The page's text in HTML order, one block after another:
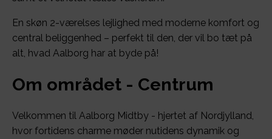
En skøn 2-værelses lejlighed med moderne komfort og
central beliggenhed – perfekt til den, der vil bo tæt på
alt, hvad Aalborg har at byde på!
Om området - Centrum
Velkommen til Aalborg Midtby - hjertet af Nordjylland,
hvor fortidens charme møder nutidens dynamik og